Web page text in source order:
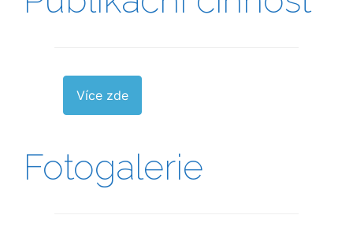
Více zde
Fotogalerie